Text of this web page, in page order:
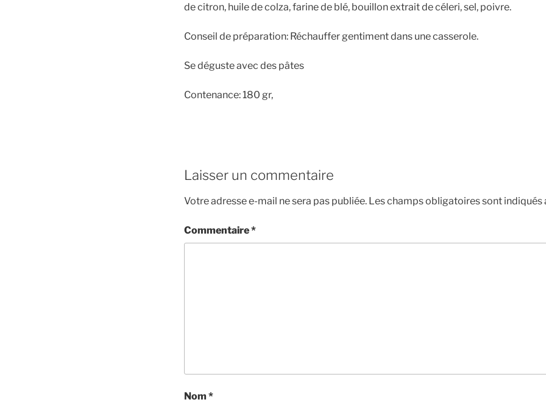
de citron, huile de colza, farine de blé, bouillon extrait de céleri, sel, poivre.
Conseil de préparation: Réchauffer gentiment dans une casserole.
Se déguste avec des pâtes
Contenance: 180 gr,
Laisser un commentaire
Votre adresse e-mail ne sera pas publiée. Les champs obligatoires sont indiqués
Commentaire*
Nom *